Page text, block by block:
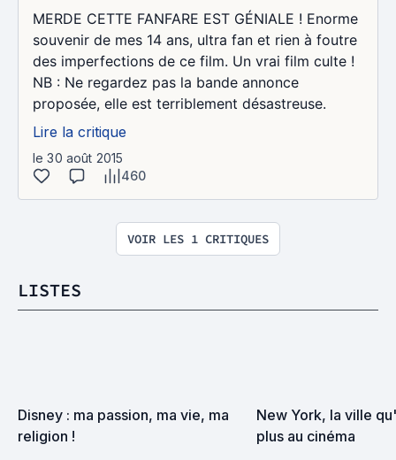
MERDE CETTE FANFARE EST GÉNIALE ! Enorme
souvenir de mes 14 ans, ultra fan et rien à foutre
des imperfections de ce film. Un vrai film culte !
NB : Ne regardez pas la bande annonce
proposée, elle est terriblement désastreuse.
Lire la critique
le 30 août 2015
460
VOIR LES 1 CRITIQUES
LISTES
Disney : ma passion, ma vie, ma
religion !
New York, la ville
plus au cinéma